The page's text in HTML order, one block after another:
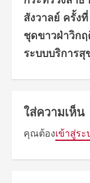
สังวาลย์ ครั้ง
ชุดขาวฝ่าวิก
ระบบบริการ
ใส่ความเห็น
คุณต้องเข้าสู่ระ